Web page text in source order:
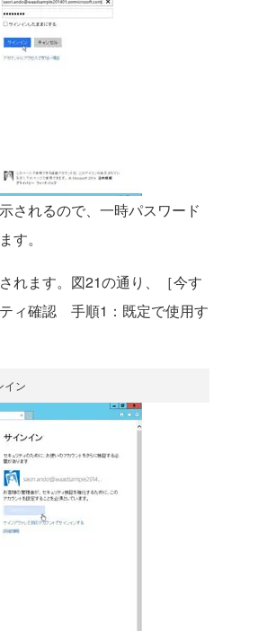
されるので、一時パスワード
す。
れます。図21の通り、［今す
ィ確認 手順1：既定で使用す
イン